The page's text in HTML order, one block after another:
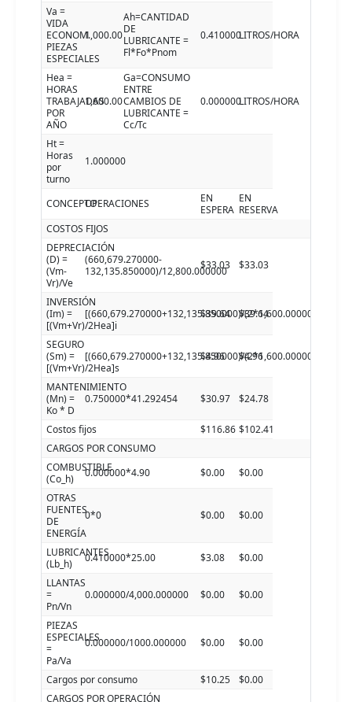
Va =
VIDA
ECONOM.
PIEZAS
ESPECIALES
1,000.00
Ah=CANTIDAD
DE
LUBRICANTE =
Fl*Fo*Pnom
0.410000LITROS/HORA
Hea =
HORAS
TRABAJADAS
POR
AÑO
1,600.00
Ga=CONSUMO
ENTRE
CAMBIOS DE
LUBRICANTE =
Cc/Tc
0.000000LITROS/HORA
Ht =
Horas
por
turno
1.000000
CONCEPTOOPERACIONES
EN
ESPERA
EN
RESERVA
COSTOS FIJOS
DEPRECIACIÓN
(D) =
(Vm-
Vr)/Ve
(660,679.270000-
132,135.850000)/12,800.000000
$33.03 $33.03
INVERSIÓN
(Im) =
[(Vm+Vr)/2Hea]i
[(660,679.270000+132,135.850000)/
$39.64 $39.64
SEGURO
(Sm) =
[(Vm+Vr)/2Hea]s
[(660,679.270000+132,135.850000)/
$4.96 $4.96
MANTENIMIENTO
(Mn) =
Ko * D
0.750000*41.292454 $30.97 $24.78
Costos fijos $116.86 $102.41
CARGOS POR CONSUMO
COMBUSTIBLE
(Co_h)
0.000000*4.90 $0.00
$0.00
OTRAS
FUENTES
DE
ENERGÍA
0*0 $0.00 $0.00
LUBRICANTES
(Lb_h)
0.410000*25.00 $3.08
$0.00
LLANTAS
=
Pn/Vn
0.000000/4,000.000000 $0.00 $0.00
PIEZAS
ESPECIALES
=
Pa/Va
0.000000/1000.000000 $0.00 $0.00
Cargos por consumo $10.25
$0.00
CARGOS POR OPERACIÓN